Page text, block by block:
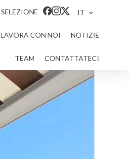
SELEZIONE IT
LAVORA CON NOI NOTIZIE
TEAM CONTATTATECI